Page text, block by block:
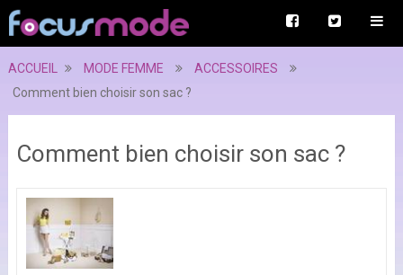
ACCUEIL MODE FEMME
ACCESSOIRES
Comment bien choisir son sac ?
Comment bien choisir son sac ?